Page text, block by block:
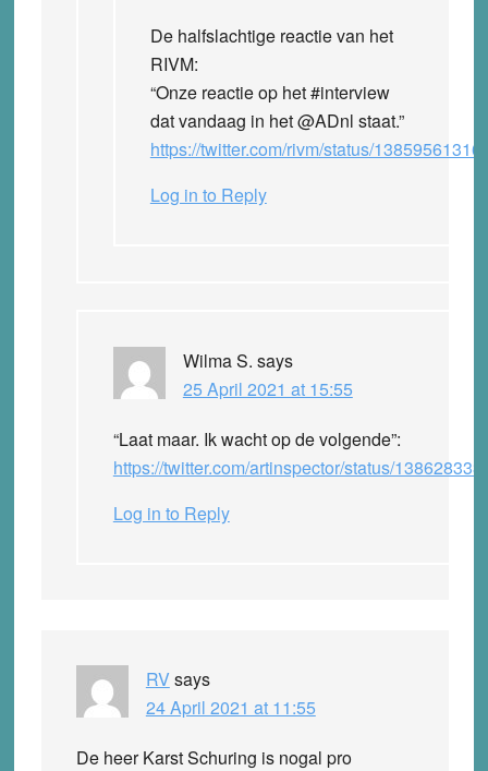
De halfslachtige reactie van het
RIVM:
“Onze reactie op het #interview
dat vandaag in het @ADnl staat.”
https://twitter.com/rivm/status/
Log in to Reply
Wilma S. says
25 April 2021 at 15:55
“Laat maar. Ik wacht op de volgende”:
https://twitter.com/artinspector/status/
Log in to Reply
RV says
24 April 2021 at 11:55
De heer Karst Schuring is nogal pro